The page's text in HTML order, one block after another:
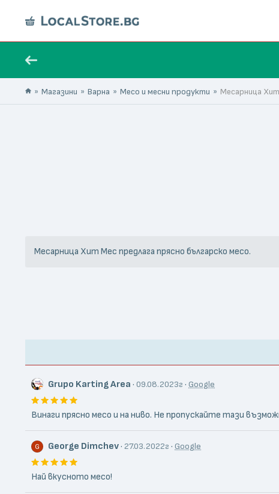
Магазини Варна Месо и месни продукти Месарница
Месарница Хит Мес предлага прясно българско месо.
Grupo Karting Area · 09.08.2023г · Google
Винаги прясно месо и на ниво. Не пропускайте тази
George Dimchev· 27.03.2022г · Google
Най вкусното месо!